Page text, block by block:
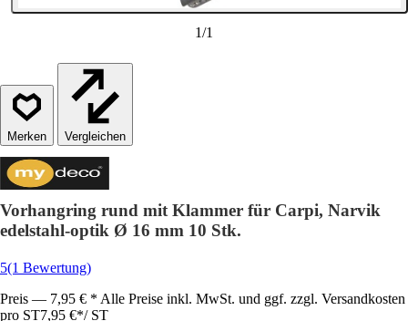
1/1
Vergleichen
Vorhangring rund mit Klammer für Carpi, Narvik
edelstahl-optik Ø 16 mm 10 Stk.
5(1 Bewertung)
Preis — 7,95 € * Alle Preise inkl. MwSt. und ggf. zzgl. Versandkosten
pro ST7,95 €*/ ST